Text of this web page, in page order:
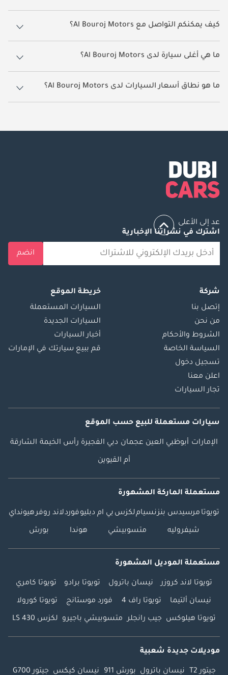
يوفر Al Bouroj Motors مجموعة كبيرة من سيارات كيا سبورتيج, تويوتا لاند
كروزر, نيسان باترول, تويوتا كامري, تويوتا هاياس
كيف يمكنكم التواصل مع Al Bouroj Motors؟
يمكنكم التواصل مع Al Bouroj Motors مباشرةً عبر أزرار الاتصال وواتساب
الظاهرة على جميع إعلاناتهم في دوبي كارز. ويُعد التواصل من خلال صفحة
السيارة نفسها أسرع طريقة للحصول على معلومات دقيقة حول تلك
ما هي أغلى سيارة لدى Al Bouroj Motors؟
أغلى سيارة معروضة لدى Al Bouroj Motors هي نيسان باترول بسعر يقارب
444,999
ما هو نطاق أسعار السيارات لدى Al Bouroj Motors؟
تتراوح أسعار السيارات لدى Al Bouroj Motors بين 30,000 -
444,999
عد إلى الأعلى
اشترك في نشراتنا الإخبارية
انضم
شركة
إتصل بنا
من نحن
الشروط والأحكام
السياسة الخاصة
تسجيل دخول
اعلن معنا
تجار السيارات
خريطة الموقع
السيارات المستعملة
السيارات الجديدة
أخبار السيارات
قم ببيع سيارتك في الإمارات
سيارات مستعملة للبيع حسب الموقع
الإمارات أبوظبي العين عجمان دبي الفجيرة رأس الخيمة الشارقة
أم القيوين
مستعملة الماركة المشهورة
تويوتا مرسيدس بنزنسياملكزس بي ام دبليوفوردلاند روفرهيونداي
شيفروليه متسوبيشي هوندا بورش
مستعملة الموديل المشهورة
تويوتا لاند كروزر نيسان باترول تويوتا برادو تويوتا كامري
نيسان ألتيما تويوتا راف 4 فورد موستانج تويوتا كورولا
تويوتا هيلوكس جيب رانجلر متسوبيشي باجيرو لكزس LS 430
موديلات جديدة شعبية
جيتور T2 نيسان باترول بورش 911 نيسان كيكس جيتور G700